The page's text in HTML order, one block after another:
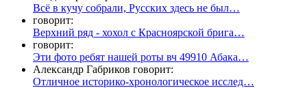
Всё в кучу собрали, Русских здесь не был…
говорит:
Верхний ряд - хохол с Красноярской брига…
говорит:
Эти фото ребят нашей роты вч 49910 Абака…
Александр Габриков говорит:
Отличное историко-хронологическое исслед…